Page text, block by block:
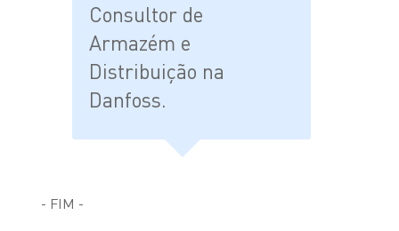
Consultor de
Armazém e
Distribuição na
Danfoss.
- FIM -